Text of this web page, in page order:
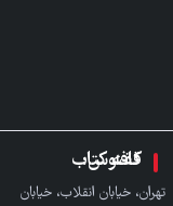
کافه کتاب ققنوس:
تهران، خیابان انقلاب، خیابان